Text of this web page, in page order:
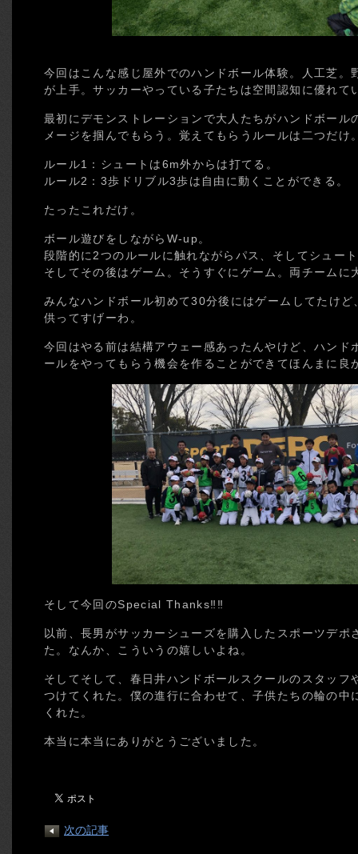
今回はこんな感じ屋外でのハンドボール体験。人工芝。
が上手。サッカーやっている子たちは空間認知に優れて
最初にデモンストレーションで大人たちがハンドボール
メージを掴んでもらう。覚えてもらうルールは二つだけ
ルール1：シュートは6m外からは打てる。
ルール2：3歩ドリブル3歩は自由に動くことができる。
たったこれだけ。
ボール遊びをしながらW-up。
段階的に2つのルールに触れながらパス、そしてシュー
そしてその後はゲーム。そうすぐにゲーム。両チームに
みんなハンドボール初めて30分後にはゲームしてたけ
供ってすげーわ。
今回はやる前は結構アウェー感あったんやけど、ハンド
ールをやってもらう機会を作ることができてほんまに良
そして今回のSpecial Thanks‼︎‼︎
以前、長男がサッカーシューズを購入したスポーツデポ
た。なんか、こういうの嬉しいよね。
そしてそして、春日井ハンドボールスクールのスタッフ
つけてくれた。僕の進行に合わせて、子供たちの輪の中
くれた。
本当に本当にありがとうございました。
次の記事